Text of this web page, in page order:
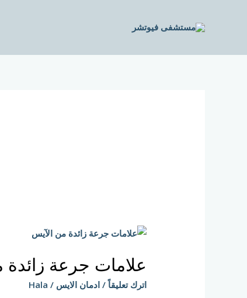
علامات جرعة
اترك تعليقاً /ادمان الايس /
Hala
علامات
زائدة
من